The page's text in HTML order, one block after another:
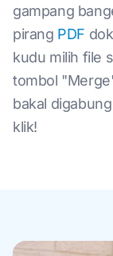
gampang
pirang PDF
kudu milih file
tombol
bakal
klik!